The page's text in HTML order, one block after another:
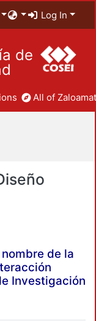
Log In
de
All of
de la
Investigación